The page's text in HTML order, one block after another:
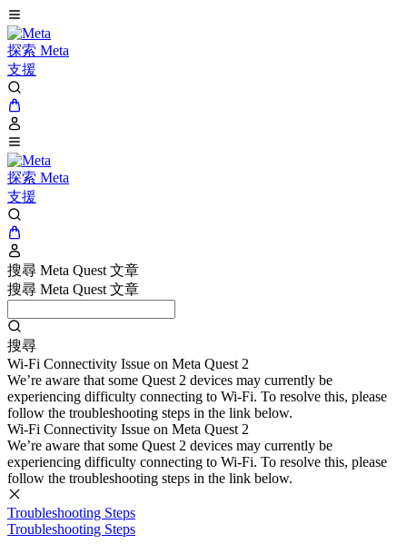
探索 Meta
支援
探索 Meta
支援
搜尋 Meta Quest 文章
搜尋 Meta Quest 文章
搜尋
Wi-Fi Connectivity Issue on Meta Quest 2
We’re aware that some Quest 2 devices may currently be
experiencing difficulty connecting to Wi-Fi. To resolve this, please
follow the troubleshooting steps in the link below.
Wi-Fi Connectivity Issue on Meta Quest 2
We’re aware that some Quest 2 devices may currently be
experiencing difficulty connecting to Wi-Fi. To resolve this, please
follow the troubleshooting steps in the link below.
Troubleshooting Steps
Troubleshooting Steps